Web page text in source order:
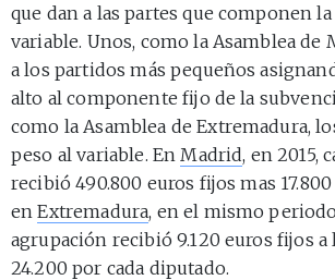
que dan a las partes que componen
variable. Unos, como la Asamblea de
a los partidos más pequeños
alto al componente fijo de la
como la Asamblea de Extremadura,
peso al variable. En Madrid, en 2015,
recibió 490.800 euros fijos mas
enExtremadura, en el mismo
agrupación recibió 9.120 euros fijos a
24.200 por cada diputado.